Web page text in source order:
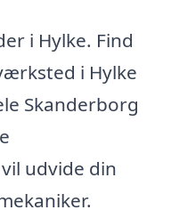
i Hylke. Find
i Hylke
Skanderborg
udvide din